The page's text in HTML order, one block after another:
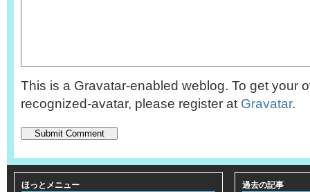
This is a Gravatar-enabled weblog. To get your
recognized-avatar, please register at Gravatar.
ほっとメニュー 過去の記事